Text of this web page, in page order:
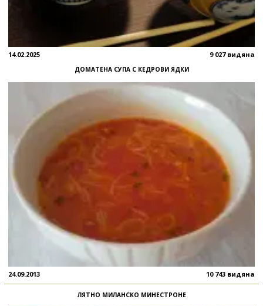
14.02.2025 9 027 видяна
ДОМАТЕНА СУПА С КЕДРОВИ ЯДКИ
24.09.2013 10 743 видяна
ЛЯТНО МИЛАНСКО МИНЕСТРОНЕ